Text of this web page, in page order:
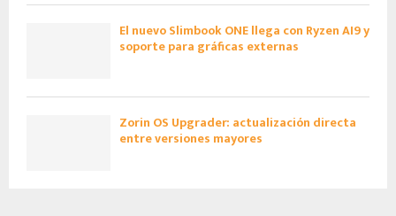
El nuevo Slimbook ONE llega con Ryzen AI9 y
soporte para gráficas externas
Zorin OS Upgrader: actualización directa
entre versiones mayores